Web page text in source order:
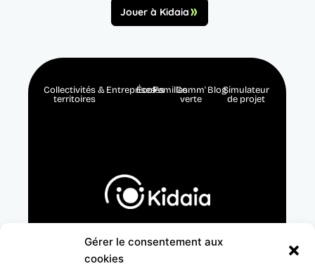
Gérer le consentement aux
cookies
Jouer à Kidaia
Collectivités &
territoires
Entreprises
ÉcolesFamillesComm'
verte
BlogSimulateur
de projet
i
n
n
o